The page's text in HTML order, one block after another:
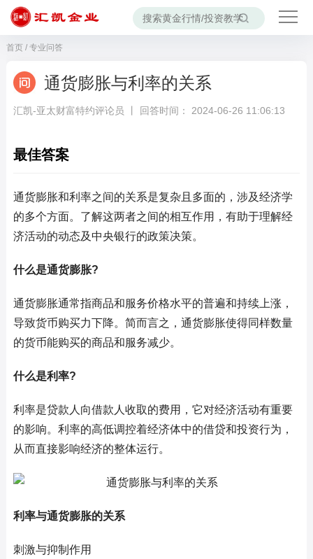
首页/ 专业问答
通货膨胀与利率的关系
汇凯-亚太财富特约评论员 丨 回答时间： 2024-06-26 11:06:13
最佳答案
通货膨胀和利率之间的关系是复杂且多面的，涉及经济学
的多个方面。了解这两者之间的相互作用，有助于理解经
济活动的动态及中央银行的政策决策。
什么是通货膨胀?
通货膨胀通常指商品和服务价格水平的普遍和持续上涨，
导致货币购买力下降。简而言之，通货膨胀使得同样数量
的货币能购买的商品和服务减少。
什么是利率?
利率是贷款人向借款人收取的费用，它对经济活动有重要
的影响。利率的高低调控着经济体中的借贷和投资行为，
从而直接影响经济的整体运行。
利率与通货膨胀的关系
刺激与抑制作用